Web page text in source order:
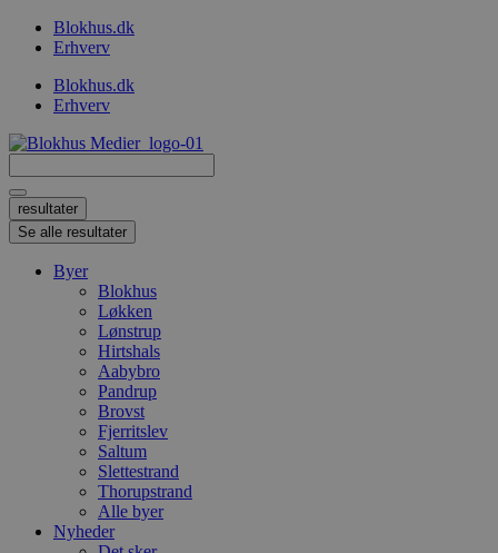
VidereBlokhus.dk
Erhverv
Blokhus.dk
Erhverv
...
resultater
Se alle resultater
Byer
Blokhus
Løkken
Lønstrup
Hirtshals
Aabybro
Pandrup
Brovst
Fjerritslev
Saltum
Slettestrand
Thorupstrand
Alle byer
Nyheder